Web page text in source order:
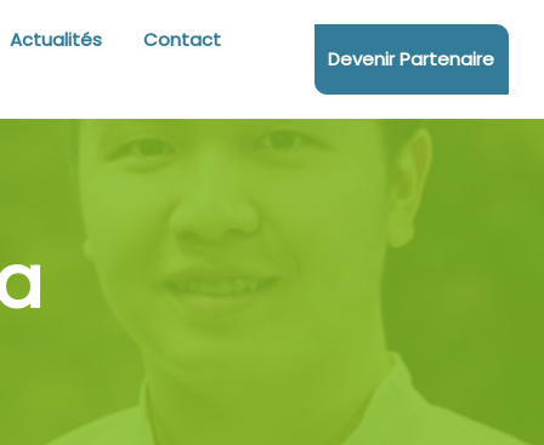
Actualités Contact
Devenir Partenaire